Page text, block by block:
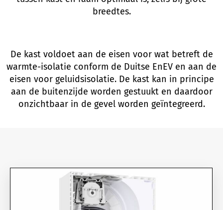
breedtes.
De kast voldoet aan de eisen voor wat betreft de
warmte-isolatie conform de Duitse EnEV en aan de
eisen voor geluidsisolatie. De kast kan in principe
aan de buitenzijde worden gestuukt en daardoor
onzichtbaar in de gevel worden geïntegreerd.